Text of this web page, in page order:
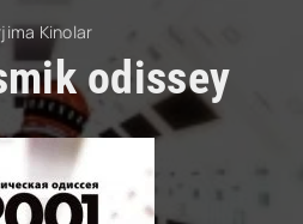
Kinolar
odissey